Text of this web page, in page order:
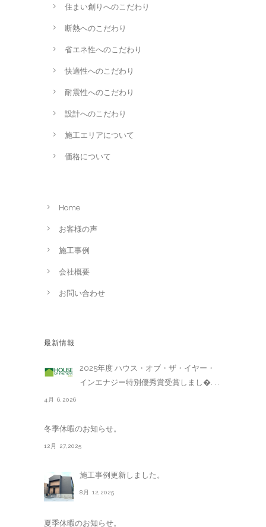
住まい創りへのこだわり
断熱へのこだわり
省エネ性へのこだわり
快適性へのこだわり
耐震性へのこだわり
設計へのこだわり
施工エリアについて
価格について
Home
お客様の声
施工事例
会社概要
お問い合わせ
最新情報
2025年度 ハウス・オブ・ザ・イヤー・
インエナジー特別優秀賞受賞しまし�. . .
4月 6,2026
冬季休暇のお知らせ。
12月 27,2025
施工事例更新しました。
8月 12,2025
夏季休暇のお知らせ。